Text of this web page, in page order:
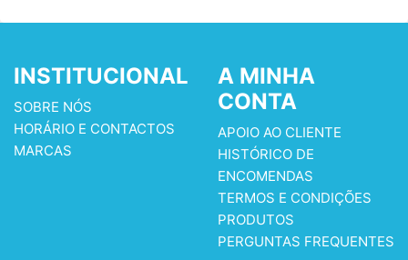
INSTITUCIONAL
SOBRE NÓS
HORÁRIO E CONTACTOS
MARCAS
A MINHA
CONTA
APOIO AO CLIENTE
HISTÓRICO DE
ENCOMENDAS
TERMOS E CONDIÇÕES
PRODUTOS
PERGUNTAS FREQUENTES